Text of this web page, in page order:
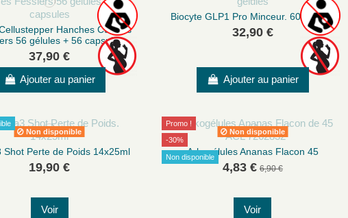
Hanches Cuisses
56 gélules + 56 capsules
37,90 €
Ajouter au panier
Biocyte GLP1 Pro Minceur. 60 gélules
32,90 €
Ajouter au panier
Non disponible
Shot Perte de Poids 14x25ml
19,90 €
Voir
Promo !
-30%
Non disponible
Non disponible
Arkogélules Ananas Flacon 45
4,83 € 6,90 €
Voir